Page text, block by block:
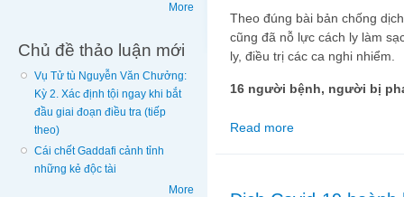
More
Chủ đề thảo luận mới
Vụ Tử tù Nguyễn Văn Chưởng:
Kỳ 2. Xác định tội ngay khi bắt
đầu giai đoạn điều tra (tiếp
theo)
Cái chết Gaddafi cảnh tỉnh
những kẻ độc tài
More
Theo đúng bài bản chống
cũng đã nỗ lực cách ly làm
ly, điều trị các ca nghi nhiểm.
16 người bệnh, người bị
Read more